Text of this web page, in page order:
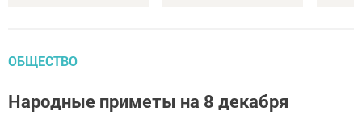
ОБЩЕСТВО
Народные приметы на 8 декабря